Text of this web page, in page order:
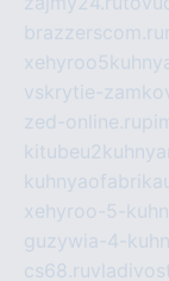
brazzerscom.ru
vskrytie-
zed-online.ru
xehyroo-5-
guzywia-4-
cs68.ru